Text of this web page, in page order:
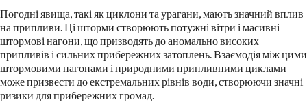
Погодні явища, такі як циклони та урагани, мають значний вплив
на припливи. Ці шторми створюють потужні вітри і масивні
штормові нагони, що призводять до аномально високих
припливів і сильних прибережних затоплень. Взаємодія між цими
штормовими нагонами і природними припливними циклами
може призвести до екстремальних рівнів води, створюючи значні
ризики для прибережних громад.